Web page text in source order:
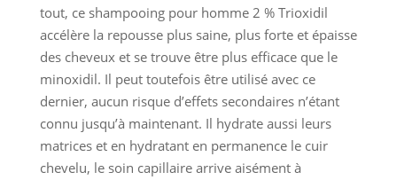
tout, ce shampooing pour homme 2 % Trioxidil
accélère la repousse plus saine, plus forte et épaisse
des cheveux et se trouve être plus efficace que le
minoxidil. Il peut toutefois être utilisé avec ce
dernier, aucun risque d’effets secondaires n’étant
connu jusqu’à maintenant. Il hydrate aussi leurs
matrices et en hydratant en permanence le cuir
chevelu, le soin capillaire arrive aisément à